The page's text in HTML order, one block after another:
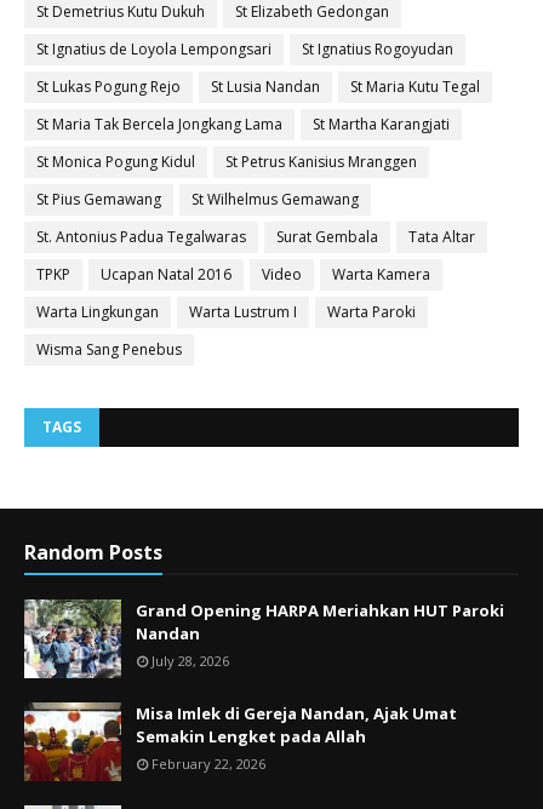
St Demetrius Kutu Dukuh
St Elizabeth Gedongan
St Ignatius de Loyola Lempongsari
St Ignatius Rogoyudan
St Lukas Pogung Rejo
St Lusia Nandan
St Maria Kutu Tegal
St Maria Tak Bercela Jongkang Lama
St Martha Karangjati
St Monica Pogung Kidul
St Petrus Kanisius Mranggen
St Pius Gemawang
St Wilhelmus Gemawang
St. Antonius Padua Tegalwaras
Surat Gembala
Tata Altar
TPKP
Ucapan Natal 2016 Video
Warta Kamera
Warta Lingkungan
Warta Lustrum I
Warta Paroki
Wisma Sang Penebus
TAGS
Random Posts
Grand Opening HARPA Meriahkan HUT Paroki
Nandan
July 28, 2026
Misa Imlek di Gereja Nandan, Ajak Umat
Semakin Lengket pada Allah
February 22, 2026